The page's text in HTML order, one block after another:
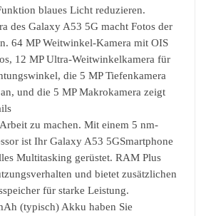
blaues Licht reduzieren.
des Galaxy A53 5G macht Fotos der
64 MP Weitwinkel-Kamera mit OIS
12 MP Ultra-Weitwinkelkamera für
die 5 MP Tiefenkamera
und die 5 MP Makrokamera zeigt
zu machen. Mit einem 5 nm-
ist Ihr Galaxy A53 5GSmartphone
Multitasking gerüstet. RAM Plus
und bietet zusätzlichen
für starke Leistung.
(typisch) Akku haben Sie